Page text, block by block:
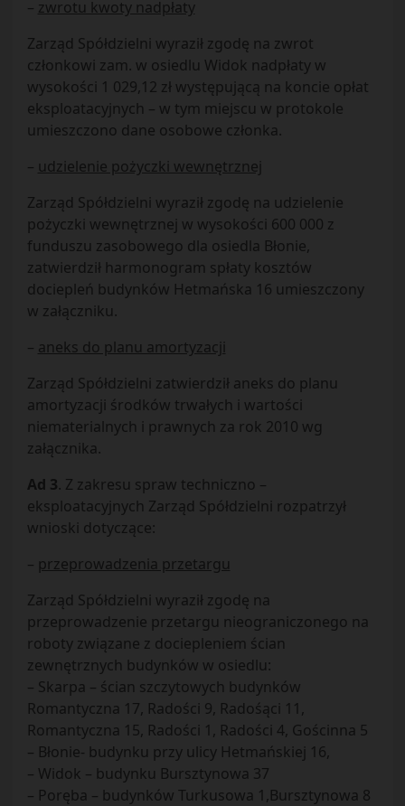
– zwrotu kwoty nadpłaty
Zarząd Spółdzielni wyraził zgodę na zwrot
członkowi zam. w osiedlu Widok nadpłaty w
wysokości 1 029,12 zł występującą na koncie opłat
eksploatacyjnych – w tym miejscu w protokole
umieszczono dane osobowe członka.
– udzielenie pożyczki wewnętrznej
Zarząd Spółdzielni wyraził zgodę na udzielenie
pożyczki wewnętrznej w wysokości 600 000 z
funduszu zasobowego dla osiedla Błonie,
zatwierdził harmonogram spłaty kosztów
dociepleń budynków Hetmańska 16 umieszczony
w załączniku.
– aneks do planu amortyzacji
Zarząd Spółdzielni zatwierdził aneks do planu
amortyzacji środków trwałych i wartości
niematerialnych i prawnych za rok 2010 wg
załącznika.
Ad 3. Z zakresu spraw techniczno –
eksploatacyjnych Zarząd Spółdzielni rozpatrzył
wnioski dotyczące:
– przeprowadzenia przetargu
Zarząd Spółdzielni wyraził zgodę na
przeprowadzenie przetargu nieograniczonego na
roboty związane z dociepleniem ścian
zewnętrznych budynków w osiedlu:
– Skarpa – ścian szczytowych budynków
Romantyczna 17, Radości 9, Radośąci 11,
Romantyczna 15, Radości 1, Radości 4, Gościnna 5
– Błonie- budynku przy ulicy Hetmańskiej 16,
– Widok – budynku Bursztynowa 37
– Poręba – budynków Turkusowa 1,Bursztynowa 8